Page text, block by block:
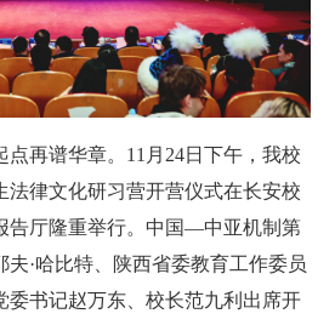
点再谱华章。11月24日下午，我校
律文化研习营开营仪式在长安校
告厅隆重举行。中国—中亚机制第
·哈比特、陕西省委教育工作委员
委书记赵万东、校长范九利出席开